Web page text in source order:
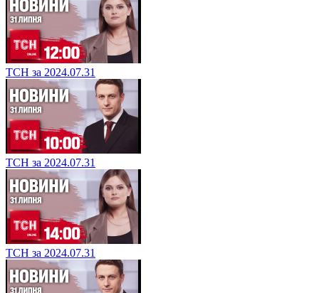
ТСН за 2024.07.31
ТСН за 2024.07.31
ТСН за 2024.07.31